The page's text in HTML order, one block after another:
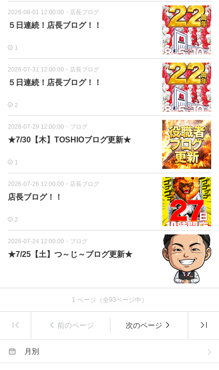
2026-08-01 12:00:00 ・ 店長ブログ
５日連続！店長ブログ！！
1
2026-07-31 12:00:00 ・ 店長ブログ
５日連続！店長ブログ！！
2
2026-07-29 12:00:00 ・ ブログ
★7/30【木】TOSHIOブログ更新★
1
2026-07-26 12:00:00 ・ 店長ブログ
店長ブログ！！
2
2026-07-24 12:00:00 ・ ブログ
★7/25【土】つ～じ～ブログ更新★
1ページ（全93ページ中）
前のページ 次のページ
月別